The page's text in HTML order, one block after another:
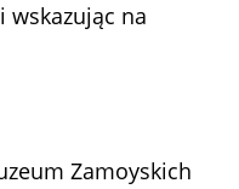
wskazując na
Zamoyskich